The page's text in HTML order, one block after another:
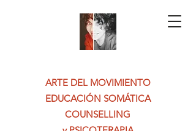
ARTE DEL MOVIMIENTO
EDUCACIÓN SOMÁTICA
COUNSELLING